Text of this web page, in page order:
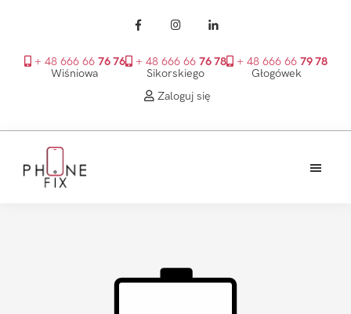
+ 48 666 66 76 76
Wiśniowa
+ 48 666 66 76 78
Sikorskiego
+ 48 666 66 79 78
Głogówek
Zaloguj się
głównego